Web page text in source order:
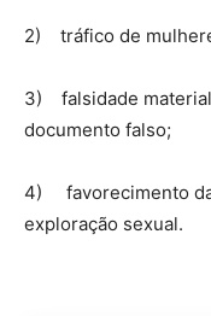
2) tráfico de
3) falsidade
documento falso;
4) favorecimento da
exploração sexual.